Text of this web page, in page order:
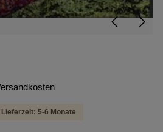
Lieferzeit: 5-6 Monate